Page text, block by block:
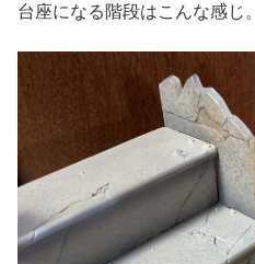
台座になる階段はこんな感じ。